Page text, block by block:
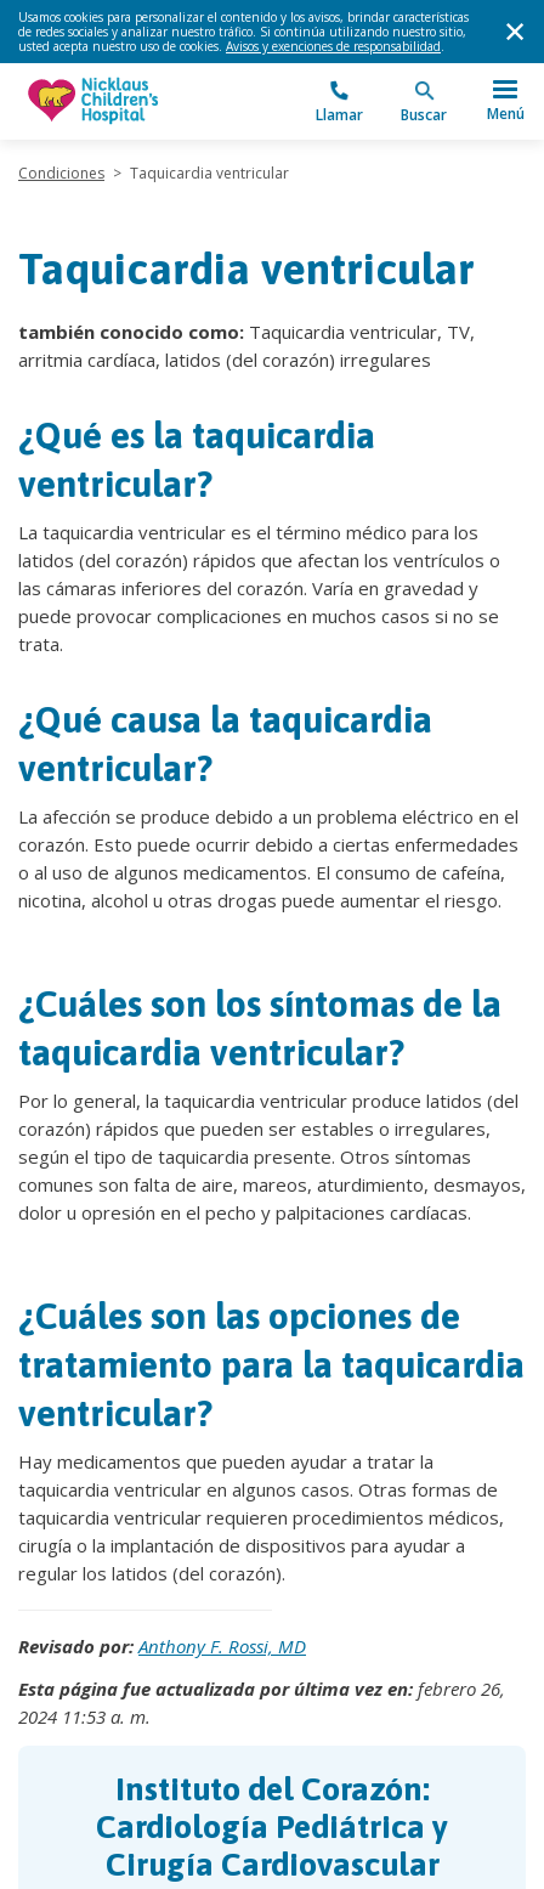
Usamos cookies para personalizar el contenido y los avisos, brindar características
de redes sociales y analizar nuestro tráfico. Si continúa utilizando nuestro sitio,
usted acepta nuestro uso de cookies. Avisos y exenciones de responsabilidad.
Llamar Buscar Menú
Condiciones > Taquicardia ventricular
Taquicardia ventricular
también conocido como: Taquicardia ventricular, TV,
arritmia cardíaca, latidos (del corazón) irregulares
¿Qué es la taquicardia
ventricular?
La taquicardia ventricular es el término médico para los
latidos (del corazón) rápidos que afectan los ventrículos o
las cámaras inferiores del corazón. Varía en gravedad y
puede provocar complicaciones en muchos casos si no se
trata.
¿Qué causa la taquicardia
ventricular?
La afección se produce debido a un problema eléctrico en el
corazón. Esto puede ocurrir debido a ciertas enfermedades
o al uso de algunos medicamentos. El consumo de cafeína,
nicotina, alcohol u otras drogas puede aumentar el riesgo.
¿Cuáles son los síntomas de la
taquicardia ventricular?
Por lo general, la taquicardia ventricular produce latidos (del
corazón) rápidos que pueden ser estables o irregulares,
según el tipo de taquicardia presente. Otros síntomas
comunes son falta de aire, mareos, aturdimiento, desmayos,
dolor u opresión en el pecho y palpitaciones cardíacas.
¿Cuáles son las opciones de
tratamiento para la taquicardia
ventricular?
Hay medicamentos que pueden ayudar a tratar la
taquicardia ventricular en algunos casos. Otras formas de
taquicardia ventricular requieren procedimientos médicos,
cirugía o la implantación de dispositivos para ayudar a
regular los latidos (del corazón).
Revisado por: Anthony F. Rossi, MD
Esta página fue actualizada por última vez en: febrero 26,
2024 11:53 a. m.
Instituto del Corazón:
Cardiología Pediátrica y
Cirugía Cardiovascular